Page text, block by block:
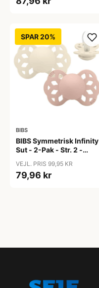
SPAR 20%
BIBS
BIBS Symmetrisk Infinity
Sut - 2-Pak - Str. 2 -
VEJL. PRIS 99,95 KR
79,96 kr